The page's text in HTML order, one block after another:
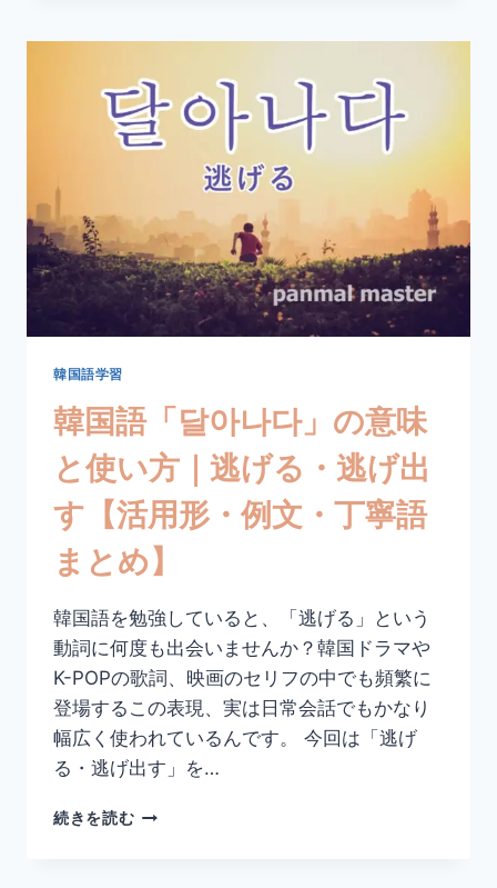
울
다」
の
意
い
方
｜
似
合
す
る
【活
用
形・
例
文・
丁
語
ま
と
韓国語学習
韓国語「달아나다」の意味
と使い方｜逃げる・逃げ出
す【活用形・例文・丁寧語
まとめ】
韓国語を勉強していると、「逃げる」という
動詞に何度も出会いませんか？韓国ドラマや
K-POPの歌詞、映画のセリフの中でも頻繁に
登場するこの表現、実は日常会話でもかなり
幅広く使われているんです。 今回は「逃げ
る・逃げ出す」を…
続きを読む韓